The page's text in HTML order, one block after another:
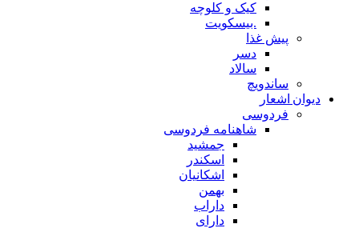
کیک و کلوچه
.بیسکویت
پیش غذا
دسر
سالاد
ساندویچ
دیوان اشعار
فردوسی
شاهنامه فردوسی
جمشید
اسکندر
اشکانیان
بهمن
داراب
دارای